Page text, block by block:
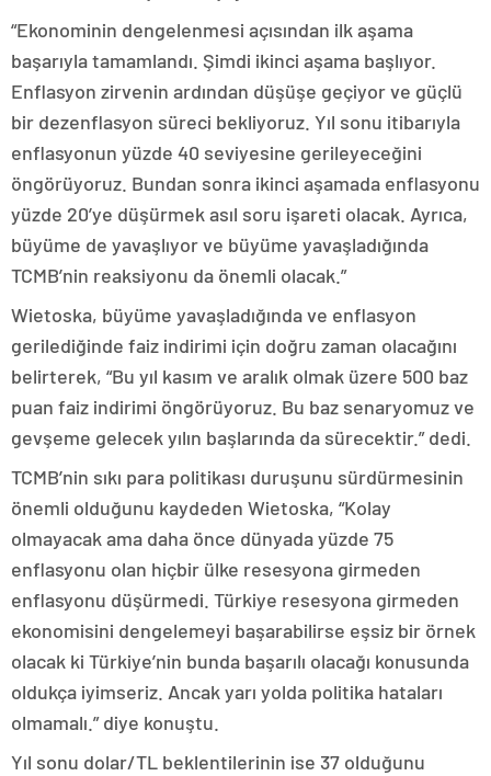
“Ekonominin dengelenmesi açısından ilk aşama
başarıyla tamamlandı. Şimdi ikinci aşama başlıyor.
Enflasyon zirvenin ardından düşüşe geçiyor ve güçlü
bir dezenflasyon süreci bekliyoruz. Yıl sonu itibarıyla
enflasyonun yüzde 40 seviyesine gerileyeceğini
öngörüyoruz. Bundan sonra ikinci aşamada enflasyonu
yüzde 20’ye düşürmek asıl soru işareti olacak. Ayrıca,
büyüme de yavaşlıyor ve büyüme yavaşladığında
TCMB’nin reaksiyonu da önemli olacak.”
Wietoska, büyüme yavaşladığında ve enflasyon
gerilediğinde faiz indirimi için doğru zaman olacağını
belirterek, “Bu yıl kasım ve aralık olmak üzere 500 baz
puan faiz indirimi öngörüyoruz. Bu baz senaryomuz ve
gevşeme gelecek yılın başlarında da sürecektir.” dedi.
TCMB’nin sıkı para politikası duruşunu sürdürmesinin
önemli olduğunu kaydeden Wietoska, “Kolay
olmayacak ama daha önce dünyada yüzde 75
enflasyonu olan hiçbir ülke resesyona girmeden
enflasyonu düşürmedi. Türkiye resesyona girmeden
ekonomisini dengelemeyi başarabilirse eşsiz bir örnek
olacak ki Türkiye’nin bunda başarılı olacağı konusunda
oldukça iyimseriz. Ancak yarı yolda politika hataları
olmamalı.” diye konuştu.
Yıl sonu dolar/TL beklentilerinin ise 37 olduğunu